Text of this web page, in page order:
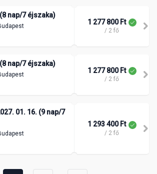
nap/7 éjszaka)
1 277 800 Ft
/ 2 fő
nap/7 éjszaka)
1 277 800 Ft
/ 2 fő
01. 16. (9 nap/7
1 293 400 Ft
/ 2 fő